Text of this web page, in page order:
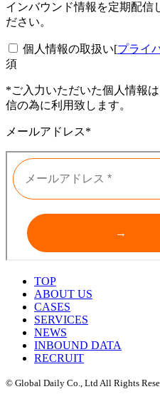
インバウンド情報を定期配信
ださい。
個人情報の取扱い[プライ
須
*ご入力いただいた個人情報
信の為に利用致します。
メールアドレス*
TOP
ABOUT US
CASES
SERVICES
NEWS
INBOUND DATA
RECRUIT
© Global Daily Co., Ltd All Rights